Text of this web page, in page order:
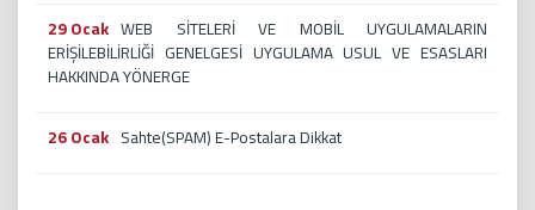
29 Ocak WEB SİTELERİ VE MOBİL UYGULAMALARIN
ERİŞİLEBİLİRLİĞİ GENELGESİ UYGULAMA USUL VE ESASLARI
HAKKINDA YÖNERGE
26 Ocak Sahte(SPAM) E-Postalara Dikkat